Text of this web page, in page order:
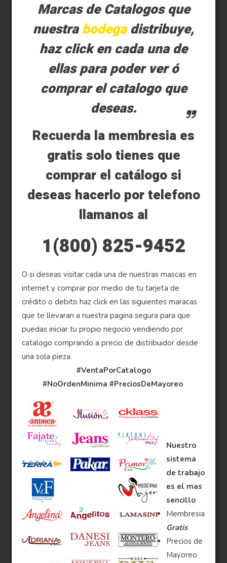
Marcas de Catalogos que
nuestrabodegadistribuye,
haz click en cada una de
ellas para poder ver ó
comprar el catalogo que
deseas.
Recuerda la membresia es
gratis solo tienes que
comprar el catálogo si
deseas hacerlo por telefono
llamanos al
1(800) 825-9452
O si deseas visitar cada una de nuestras mascas en
internet y comprar por medio de tu tarjeta de
crédito o debito haz click en las siguientes maracas
que te llevaran a nuestra pagina segura para que
puedas iniciar tu propio negocio vendiendo por
catalogo comprando a precio de distribuidor desde
una sola pieza.
#VentaPorCatalogo
#NoOrdenMinima #PreciosDeMayoreo
Nuestro
sistema
de trabajo
es el mas
sencillo
Membresia
Gratis
Precios de
Mayoreo